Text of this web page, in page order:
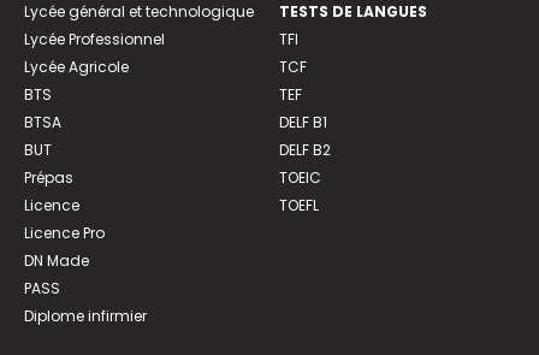
Lycée général et technologique
Lycée Professionnel
Lycée Agricole
BTS
BTSA
BUT
Prépas
Licence
Licence Pro
DN Made
PASS
Diplome infirmier
TESTS DE LANGUES
TFI
TCF
TEF
DELF B1
DELF B2
TOEIC
TOEFL